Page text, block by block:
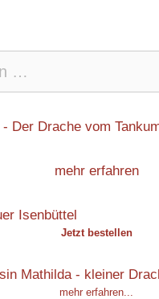
mehr erfahren
Jetzt bestellen
mehr erfahren...